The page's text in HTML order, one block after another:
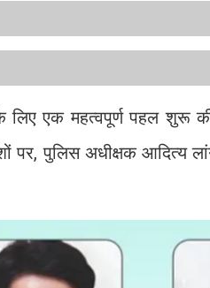
लिए एक महत्वपूर्ण पहल शुरू
पर, पुलिस अधीक्षक आदित्य